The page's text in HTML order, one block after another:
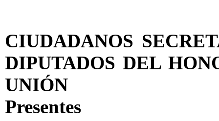
CIUDADANOS
DIPUTADOS DEL
UNIÓN
Presentes